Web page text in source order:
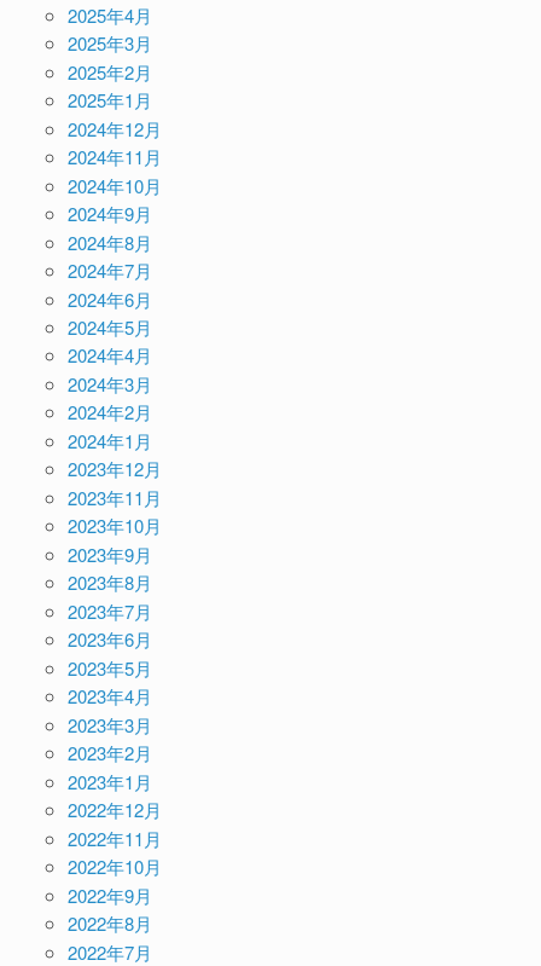
2025年4月
2025年3月
2025年2月
2025年1月
2024年12月
2024年11月
2024年10月
2024年9月
2024年8月
2024年7月
2024年6月
2024年5月
2024年4月
2024年3月
2024年2月
2024年1月
2023年12月
2023年11月
2023年10月
2023年9月
2023年8月
2023年7月
2023年6月
2023年5月
2023年4月
2023年3月
2023年2月
2023年1月
2022年12月
2022年11月
2022年10月
2022年9月
2022年8月
2022年7月